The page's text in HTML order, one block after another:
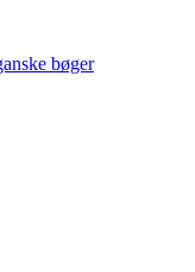
bøger